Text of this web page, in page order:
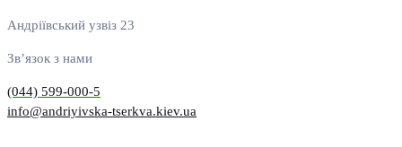
Андріївський узвіз 23
Зв’язок з нами
(044) 599-000-5
info@andriyivska-tserkva.kiev.ua